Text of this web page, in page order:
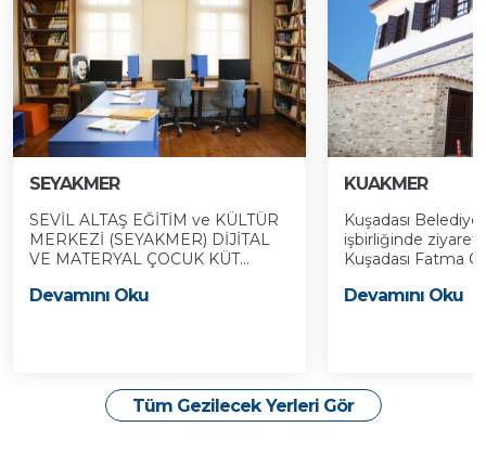
SEYAKMER
SEVİL ALTAŞ EĞİTİM ve KÜLTÜR
MERKEZİ (SEYAKMER) DİJİTAL
VE MATERYAL ÇOCUK KÜT...
Devamını Oku
KUAKMER
Kuşadası
işbirliğinde
Kuşadası Fatma
Devamını Oku
Tüm Gezilecek Yerleri Gör